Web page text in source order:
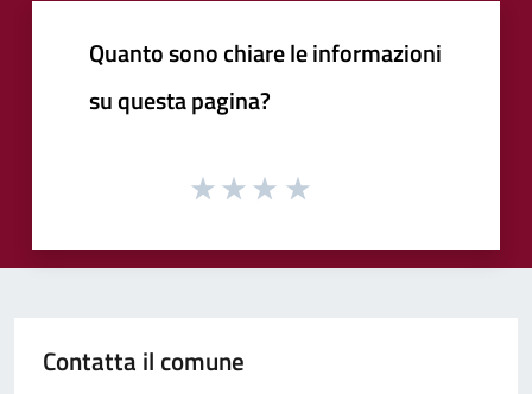
Quanto sono chiare le informazioni
su questa pagina?
Contatta il comune